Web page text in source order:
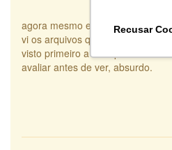
Recusar
agora mesmo estou sendo
vi os arquivos que me enviaram.
visto primeiro a nota poderia ser
avaliar antes de ver, absurdo.